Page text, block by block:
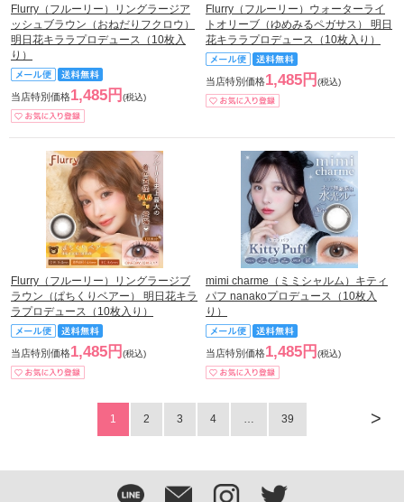
Flurry（フルーリー）リングラージア
ッシュブラウン（おねだりフクロウ）
明日花キララプロデュース（10枚入
り）
当店特別価格1,485円 (税込)
Flurry（フルーリー）ウォーターライ
トオリーブ（ゆめみるペガサス） 明日
花キララプロデュース（10枚入り）
当店特別価格1,485円 (税込)
Flurry（フルーリー）リングラージブ
ラウン（ぱちくりベアー） 明日花キラ
ラプロデュース（10枚入り）
当店特別価格1,485円 (税込)
mimi charme（ミミシャルム）キティ
パフ nanakoプロデュース（10枚入
り）
当店特別価格1,485円 (税込)
>
1 2 3 4 … 39